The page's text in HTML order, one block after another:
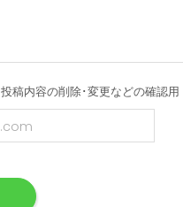
投稿内容の削除･変更などの確認用